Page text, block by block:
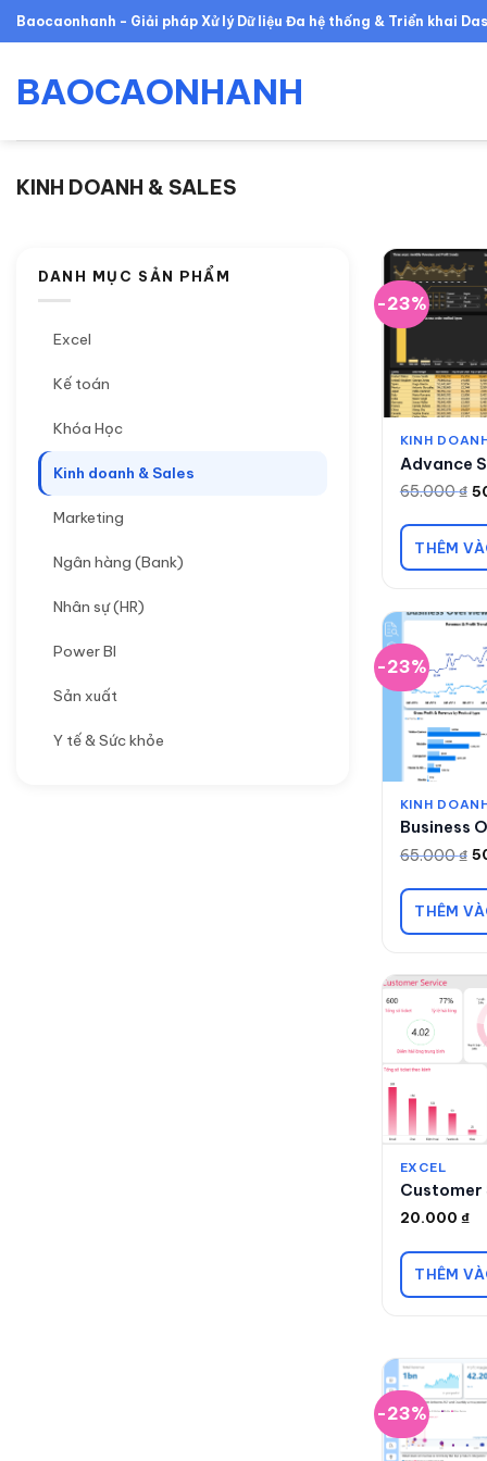
Skip
to
Baocaonhanh - Giải pháp Xử lý Dữ liệu Đa hệ thống & Triển khai
BAOCAONHANH
KINH DOANH & SALES
DANH MỤC SẢN PHẨM
Excel
Kế toán
Khóa Học
Kinh doanh & Sales
Marketing
Ngân hàng (Bank)
Nhân sự (HR)
Power BI
Sản xuất
Y tế & Sức khỏe
-23%
KINH
Advance
65.000₫
Giá
là:
65.000 ₫.
Giá
tại
50.000 ₫.
THÊM
-23%
KINH
Business
65.000₫
Giá
là:
65.000 ₫.
Giá
tại
50.000 ₫.
THÊM
EXCEL
Customer
20.000 ₫
THÊM
-23%